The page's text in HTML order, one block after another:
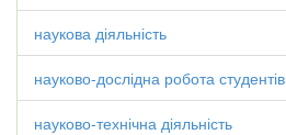
наукова діяльність
науково-дослідна робота студентів
науково-технічна діяльність